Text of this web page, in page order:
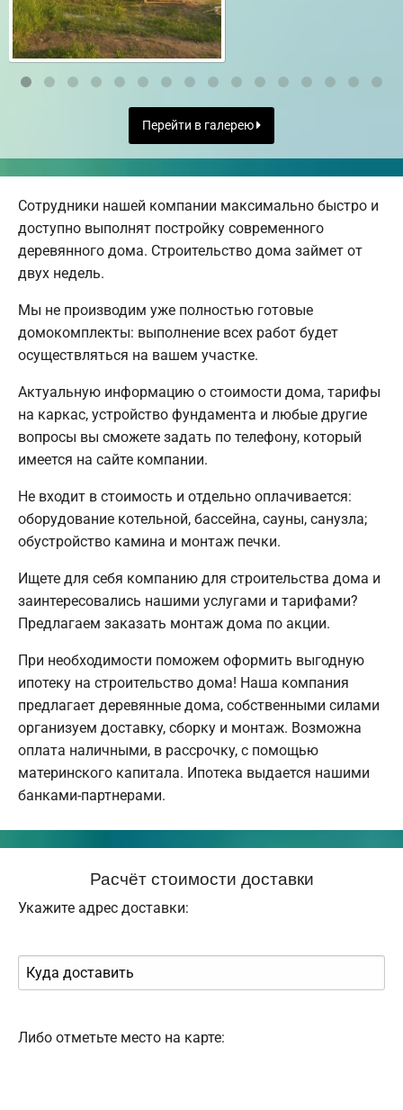
Перейти в галерею
Сотрудники нашей компании максимально быстро и
доступно выполнят постройку современного
деревянного дома. Строительство дома займет от
двух недель.
Мы не производим уже полностью готовые
домокомплекты: выполнение всех работ будет
осуществляться на вашем участке.
Актуальную информацию о стоимости дома, тарифы
на каркас, устройство фундамента и любые другие
вопросы вы сможете задать по телефону, который
имеется на сайте компании.
Не входит в стоимость и отдельно оплачивается:
оборудование котельной, бассейна, сауны, санузла;
обустройство камина и монтаж печки.
Ищете для себя компанию для строительства дома и
заинтересовались нашими услугами и тарифами?
Предлагаем заказать монтаж дома по акции.
При необходимости поможем оформить выгодную
ипотеку на строительство дома! Наша компания
предлагает деревянные дома, собственными силами
организуем доставку, сборку и монтаж. Возможна
оплата наличными, в рассрочку, с помощью
материнского капитала. Ипотека выдается нашими
банками-партнерами.
Расчёт стоимости доставки
Укажите адрес доставки:
Либо отметьте место на карте: